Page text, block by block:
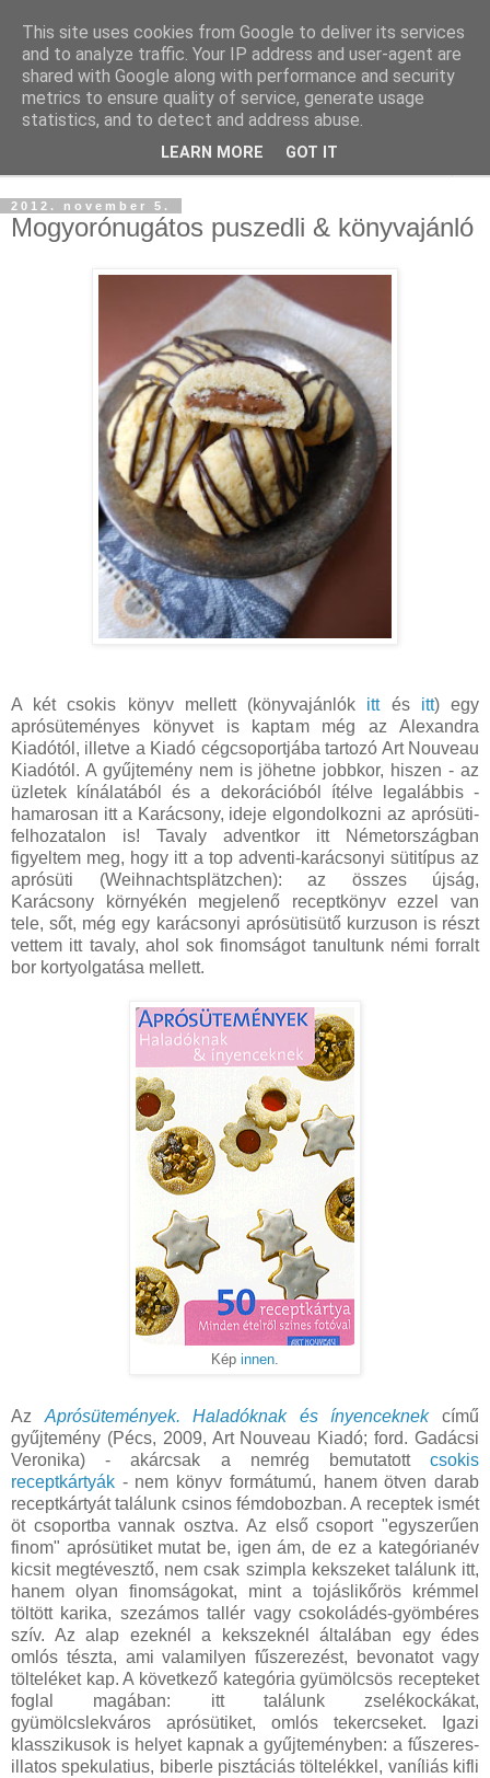
2012. november 5.
Mogyorónugátos puszedli & könyvajánló
A két csokis könyv mellett (könyvajánlók ittés itt) egy
aprósüteményes könyvet is kaptam még az Alexandra
Kiadótól, illetve a Kiadó cégcsoportjába tartozó Art Nouveau
Kiadótól. A gyűjtemény nem is jöhetne jobbkor, hiszen - az
üzletek kínálatából és a dekorációból ítélve legalábbis -
hamarosan itt a Karácsony, ideje elgondolkozni az aprósüti-
felhozatalon is! Tavaly adventkor itt Németországban
figyeltem meg, hogy itt a top adventi-karácsonyi sütitípus az
aprósüti (Weihnachtsplätzchen): az összes újság,
Karácsony környékén megjelenő receptkönyv ezzel van
tele, sőt, még egy karácsonyi aprósütisütő kurzuson is részt
vettem itt tavaly, ahol sok finomságot tanultunk némi forralt
bor kortyolgatása mellett.
Kép innen.
Az Aprósütemények. Haladóknak és ínyenceknekcímű
gyűjtemény (Pécs, 2009, Art Nouveau Kiadó; ford. Gadácsi
Veronika) - akárcsak a nemrég bemutatott csokis
receptkártyák - nem könyv formátumú, hanem ötven darab
receptkártyát találunk csinos fémdobozban. A receptek ismét
öt csoportba vannak osztva. Az első csoport "egyszerűen
finom" aprósütiket mutat be, igen ám, de ez a kategórianév
kicsit megtévesztő, nem csak szimpla kekszeket találunk itt,
hanem olyan finomságokat, mint a tojáslikőrös krémmel
töltött karika, szezámos tallér vagy csokoládés-gyömbéres
szív. Az alap ezeknél a kekszeknél általában egy édes
omlós tészta, ami valamilyen fűszerezést, bevonatot vagy
tölteléket kap. A következő kategória gyümölcsös recepteket
foglal magában: itt találunk zselékockákat,
gyümölcslekváros aprósütiket, omlós tekercseket. Igazi
klasszikusok is helyet kapnak a gyűjteményben: a fűszeres-
illatos spekulatius, biberle pisztáciás töltelékkel, vaníliás kifli
This site uses cookies from Google to deliver its services
and to analyze traffic. Your IP address and user-agent are
shared with Google along with performance and security
metrics to ensure quality of service, generate usage
statistics, and to detect and address abuse.
LEARN MORE GOT IT